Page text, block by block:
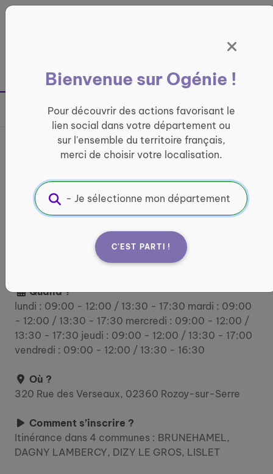
France entière
Bienvenue sur Ogénie !
Pour découvrir des actions favorisant le
lien social dans votre département ou
sur l'ensemble du territoire français,
merci de choisir votre localisation.
C'EST PARTI !
Partager sur
France services de la
Communauté de communes
des Portes de la Thiérache
INFORMATIQUE ET ACCÈS AUX DROITS
Informations pratiques :
Quand ?
lundi : 09:00 - 12:00 / 13:30 - 17:30 mardi : 09:00
- 12:00 / 13:30 - 17:30 mercredi : 09:00 - 12:00 /
13:30 - 17:30 jeudi : 09:00 - 12:00 / 13:30 - 17:00
vendredi : 09:00 - 12:00 / 13:30 - 16:30
Où ?
320 Rue des Verseaux, 02360 Rozoy-sur-Serre
Comment s’inscrire ?
Itinérance dans 4 communes : BRUNEHAMEL,
DAGNY LAMBERCY, DIZY LE GROS, LISLET
Panneau de gestion des cookies